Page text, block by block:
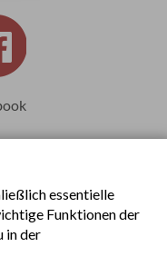
essentielle
Funktionen der
in der